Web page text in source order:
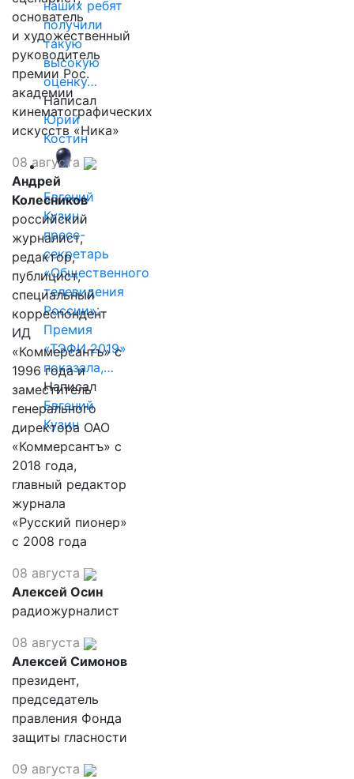
наших ребят
получили
такую
высокую
оценку…
Написал
Юрий
Костин
Евгений
Кузин,
пресс-
секретарь
«Общественного
телевидения
России»:
Премия
«ТЭФИ 2019»
показала,…
Написал
Евгений
Кузин
основатель
и художественный
руководитель
премии Рос.
академии
кинематографических
искусств «Ника»
08 августа
Андрей
Колесников
российский
журналист,
редактор,
публицист,
специальный
корреспондент
ИД
«Коммерсантъ» с
1996 года и
заместитель
генерального
директора ОАО
«Коммерсантъ» с
2018 года,
главный редактор
журнала
«Русский пионер»
с 2008 года
08 августа
Алексей Осин
радиожурналист
08 августа
Алексей Симонов
президент,
председатель
правления Фонда
защиты гласности
09 августа